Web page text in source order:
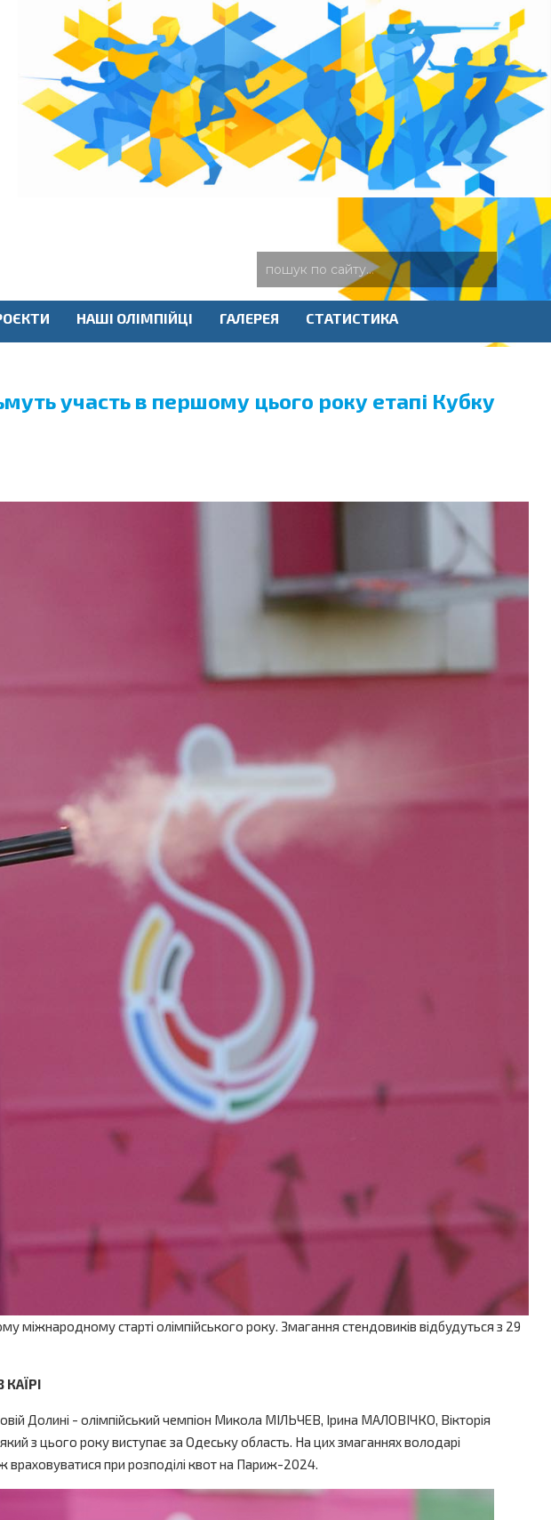
НАШІ ОЛІМПІЙЦІ ГАЛЕРЕЯ СТАТИСТИКА
участь в першому цього року етапі Кубку
міжнародному старті олімпійського року. Змагання стендовиків відбудуться з 29
Долині - олімпійський чемпіон Микола МІЛЬЧЕВ, Ірина МАЛОВІЧКО, Вікторія
з цього року виступає за Одеську область. На цих змаганнях володарі
враховуватися при розподілі квот на Париж-2024.